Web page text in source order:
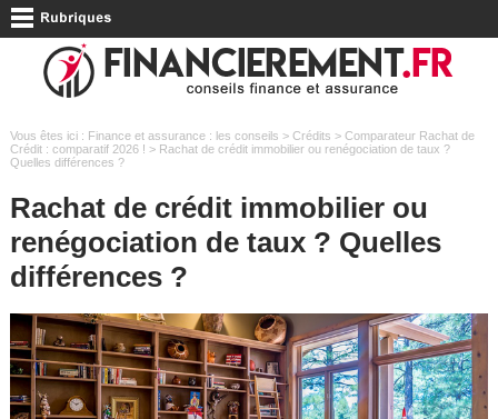
Vous êtes ici : Finance et assurance : les conseils > Crédits > Comparateur Rachat de
Crédit : comparatif 2026 ! > Rachat de crédit immobilier ou renégociation de taux ?
Quelles différences ?
Rachat de crédit immobilier ou
renégociation de taux ? Quelles
différences ?